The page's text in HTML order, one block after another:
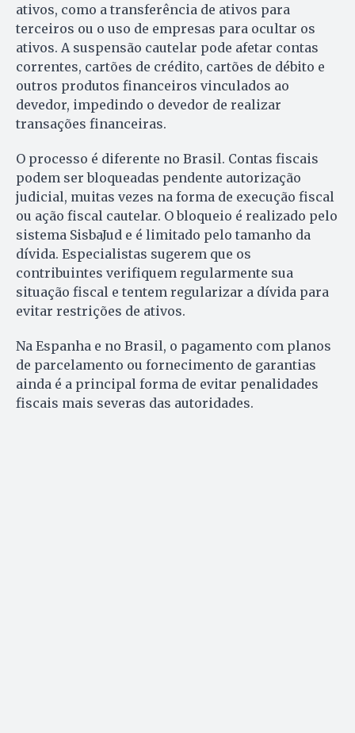
ativos, como a transferência de ativos para
terceiros ou o uso de empresas para ocultar os
ativos. A suspensão cautelar pode afetar contas
correntes, cartões de crédito, cartões de débito e
outros produtos financeiros vinculados ao
devedor, impedindo o devedor de realizar
transações financeiras.
O processo é diferente no Brasil. Contas fiscais
podem ser bloqueadas pendente autorização
judicial, muitas vezes na forma de execução fiscal
ou ação fiscal cautelar. O bloqueio é realizado pelo
sistema SisbaJud e é limitado pelo tamanho da
dívida. Especialistas sugerem que os
contribuintes verifiquem regularmente sua
situação fiscal e tentem regularizar a dívida para
evitar restrições de ativos.
Na Espanha e no Brasil, o pagamento com planos
de parcelamento ou fornecimento de garantias
ainda é a principal forma de evitar penalidades
fiscais mais severas das autoridades.